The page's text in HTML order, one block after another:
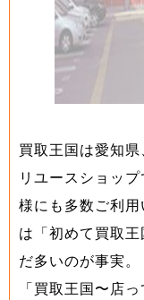
買取王国は愛知
リユースショッ
様にも多数ご利
は「初めて買取
だ多いのが事実。
「買取王国〜店